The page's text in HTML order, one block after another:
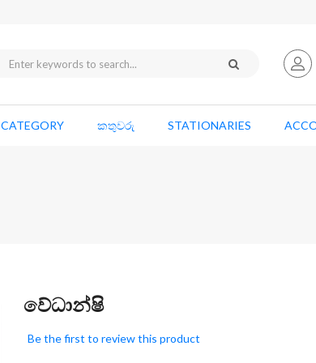
CATEGORY කතුවරු STATIONARIES
වේධාන්ෂි
Be the first to review this product